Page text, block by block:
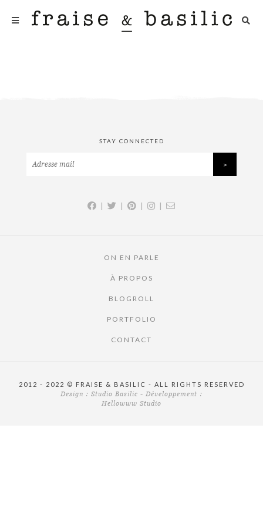
STAY CONNECTED
| | | |
ON EN PARLE
À PROPOS
BLOGROLL
PORTFOLIO
CONTACT
2012 - 2022 © FRAISE & BASILIC - ALL RIGHTS RESERVED
Design : Studio Basilic - Développement :
Hellowww Studio